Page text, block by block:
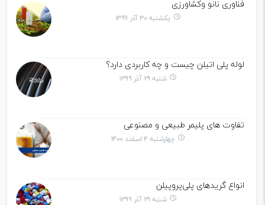
فناوری نانو وکشاورزی
یکشنبه ۳۰ آذر ۱۳۹۹
لوله پلی اتیلن چیست و چه کاربردی دارد؟
شنبه ۲۹ آذر ۱۳۹۹
تفاوت های پلیمر طبیعی و مصنوعی
چهارشنبه ۴ اسفند ۱۴۰۰
انواع گریدهای پلی‌پروپیلن
شنبه ۲۹ آذر ۱۳۹۹